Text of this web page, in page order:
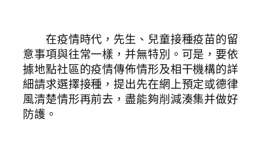
在疫情時代，先生、兒童接種疫苗的留
意事項與往常一樣，并無特別。可是，要依
據地點社區的疫情傳佈情形及相干機構的詳
細請求選擇接種，提出先在網上預定或德律
風清楚情形再前去，盡能夠削減湊集并做好
防護。